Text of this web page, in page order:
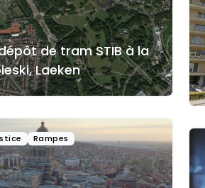
de tram STIB à la
Laeken
Rampes